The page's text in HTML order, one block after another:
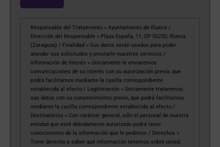
Responsable del Tratamiento » Ayuntamiento de Illueca /
Dirección del Responsable » Plaza España, 11, CP 50250, Illueca
(Zaragoza) / Finalidad » Sus datos serán usados para poder
atender sus solicitudes y prestarle nuestros servicios /
Información de Interés » Únicamente le enviaremos
comunicaciones de su interés con su autorización previa, que
podrá facilitarnos mediante la casilla correspondiente
establecida al efecto / Legitimación » Únicamente trataremos
sus datos con su consentimiento previo, que podrá facilitarnos
mediante la casilla correspondiente establecida al efecto /
Destinatarios » Con carácter general, sólo el personal de nuestra
entidad que esté debidamente autorizado podrá tener
conocimiento de la información que le pedimos / Derechos »
Tiene derecho a saber qué información tenemos sobre usted,